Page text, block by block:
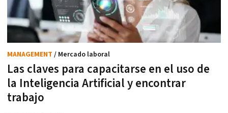
Las claves para capacitarse en el uso de
la Inteligencia Artificial y encontrar
trabajo
MANAGEMENT / Mercado laboral